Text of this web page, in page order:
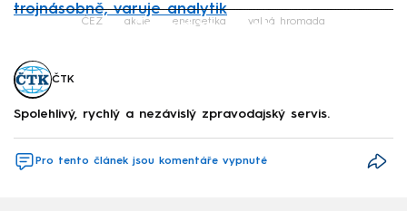
trojnásobně, varuje analytik
Failed to fetch
ČEZ akcie energetika valná hromada
ČTK
Spolehlivý, rychlý a nezávislý zpravodajský servis.
Pro tento článek jsou komentáře vypnuté